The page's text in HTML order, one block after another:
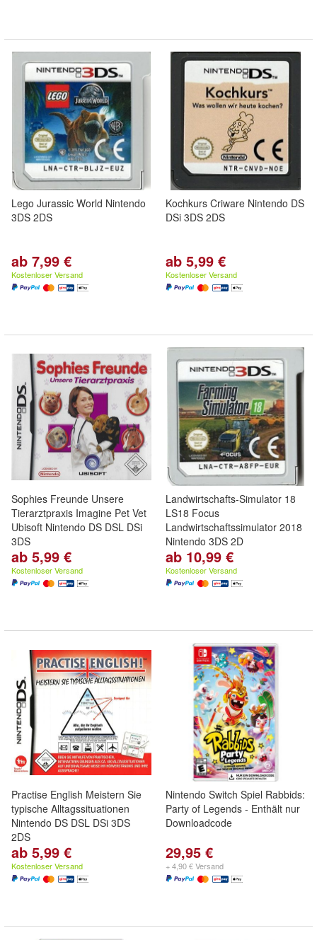
Lego Jurassic World Nintendo
3DS 2DS
ab 7,99 €
Kostenloser Versand
Kochkurs Criware Nintendo DS
DSi 3DS 2DS
ab 5,99 €
Kostenloser Versand
Sophies Freunde Unsere
Tierarztpraxis Imagine Pet Vet
Ubisoft Nintendo DS DSL DSi
3DS
ab 5,99 €
Kostenloser Versand
Landwirtschafts-Simulator 18
LS18 Focus
Landwirtschaftssimulator 2018
Nintendo 3DS 2D
ab 10,99 €
Kostenloser Versand
Practise English Meistern Sie
typische Alltagssituationen
Nintendo DS DSL DSi 3DS
2DS
ab 5,99 €
Kostenloser Versand
Nintendo Switch Spiel Rabbids:
Party of Legends - Enthält nur
Downloadcode
29,95 €
+ 4,90 € Versand